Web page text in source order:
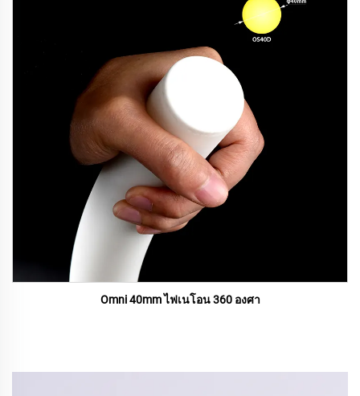
Omni 40mm ไฟเนโอน 360 องศา